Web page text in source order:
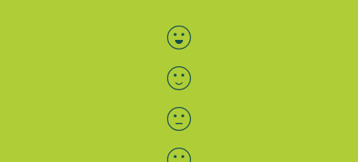
Bewertung auswählen